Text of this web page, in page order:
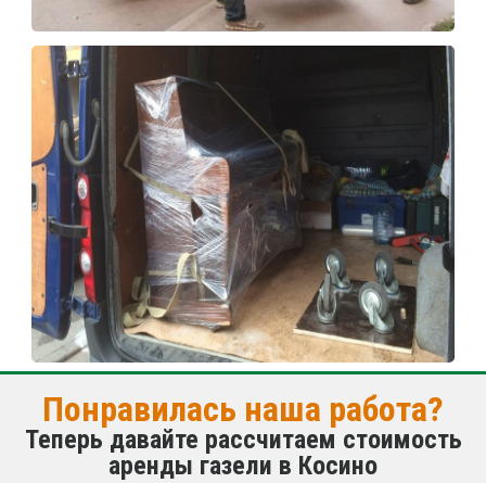
Понравилась наша работа?
Теперь давайте рассчитаем стоимость
аренды газели в Косино